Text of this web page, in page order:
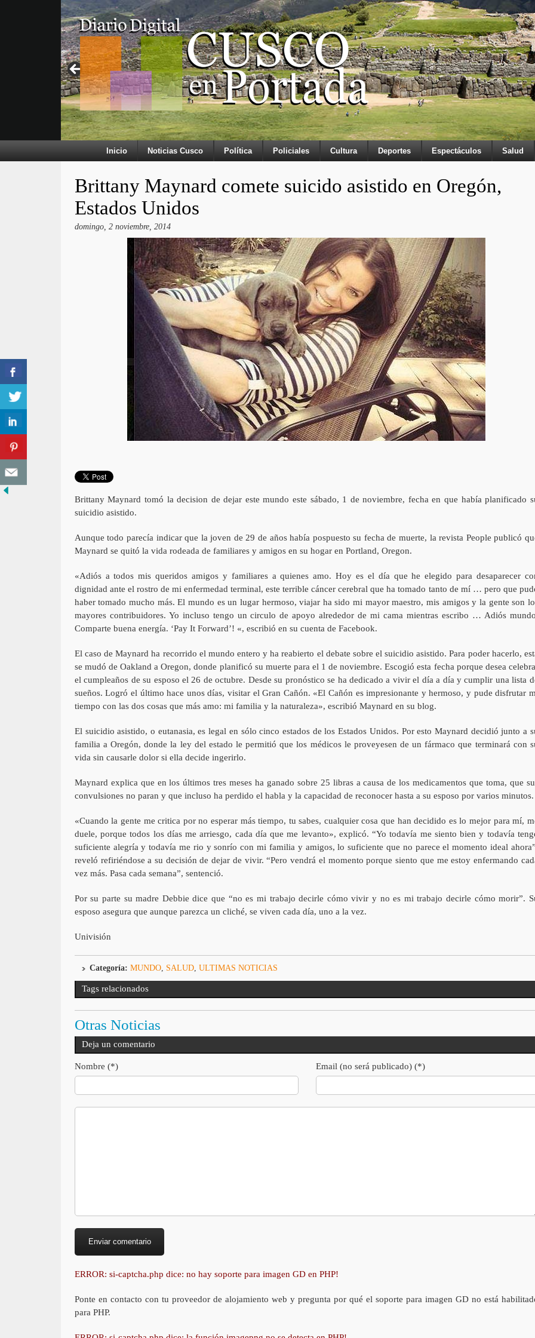
Inicio Noticias Cusco Política Policiales Cultura Deportes Espectáculos Salud
Brittany Maynard comete suicido asistido en Oregón,
Estados Unidos
domingo, 2 noviembre, 2014
Brittany Maynard tomó la decision de dejar este mundo este sábado, 1 de noviembre, fecha en que había planificado
suicidio asistido.
Aunque todo parecía indicar que la joven de 29 de años había pospuesto su fecha de muerte, la revista People publicó
Maynard se quitó la vida rodeada de familiares y amigos en su hogar en Portland, Oregon.
«Adiós a todos mis queridos amigos y familiares a quienes amo. Hoy es el día que he elegido para desaparecer
dignidad ante el rostro de mi enfermedad terminal, este terrible cáncer cerebral que ha tomado tanto de mí … pero que
haber tomado mucho más. El mundo es un lugar hermoso, viajar ha sido mi mayor maestro, mis amigos y la gente son
mayores contribuidores. Yo incluso tengo un circulo de apoyo alrededor de mi cama mientras escribo … Adiós
Comparte buena energía. ‘Pay It Forward’! «, escribió en su cuenta de Facebook.
El caso de Maynard ha recorrido el mundo entero y ha reabierto el debate sobre el suicidio asistido. Para poder hacerlo,
se mudó de Oakland a Oregon, donde planificó su muerte para el 1 de noviembre. Escogió esta fecha porque desea
el cumpleaños de su esposo el 26 de octubre. Desde su pronóstico se ha dedicado a vivir el día a día y cumplir una lista
sueños. Logró el último hace unos días, visitar el Gran Cañón. «El Cañón es impresionante y hermoso, y pude disfrutar
tiempo con las dos cosas que más amo: mi familia y la naturaleza», escribió Maynard en su blog.
El suicidio asistido, o eutanasia, es legal en sólo cinco estados de los Estados Unidos. Por esto Maynard decidió junto a
familia a Oregón, donde la ley del estado le permitió que los médicos le proveyesen de un fármaco que terminará con
vida sin causarle dolor si ella decide ingerirlo.
Maynard explica que en los últimos tres meses ha ganado sobre 25 libras a causa de los medicamentos que toma, que
convulsiones no paran y que incluso ha perdido el habla y la capacidad de reconocer hasta a su esposo por varios minutos.
«Cuando la gente me critica por no esperar más tiempo, tu sabes, cualquier cosa que han decidido es lo mejor para mí,
duele, porque todos los días me arriesgo, cada día que me levanto», explicó. “Yo todavía me siento bien y todavía
suficiente alegría y todavía me rio y sonrío con mi familia y amigos, lo suficiente que no parece el momento ideal
reveló refiriéndose a su decisión de dejar de vivir. “Pero vendrá el momento porque siento que me estoy enfermando
vez más. Pasa cada semana”, sentenció.
Por su parte su madre Debbie dice que “no es mi trabajo decirle cómo vivir y no es mi trabajo decirle cómo morir”.
esposo asegura que aunque parezca un cliché, se viven cada día, uno a la vez.
Univisión
Categoría: MUNDO, SALUD, ULTIMAS NOTICIAS
Tags relacionados
Otras Noticias
Deja un comentario
Nombre (*) Email (no será publicado) (*)
ERROR: si-captcha.php dice: no hay soporte para imagen GD en PHP!
Ponte en contacto con tu proveedor de alojamiento web y pregunta por qué el soporte para imagen GD no está
para PHP.